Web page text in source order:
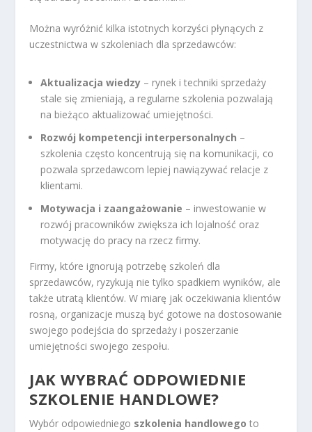
Można wyróżnić kilka istotnych korzyści płynących z
uczestnictwa w szkoleniach dla sprzedawców:
Aktualizacja wiedzy – rynek i techniki sprzedaży
stale się zmieniają, a regularne szkolenia pozwalają
na bieżąco aktualizować umiejętności.
Rozwój kompetencji interpersonalnych –
szkolenia często koncentrują się na komunikacji, co
pozwala sprzedawcom lepiej nawiązywać relacje z
klientami.
Motywacja i zaangażowanie – inwestowanie w
rozwój pracowników zwiększa ich lojalność oraz
motywację do pracy na rzecz firmy.
Firmy, które ignorują potrzebę szkoleń dla
sprzedawców, ryzykują nie tylko spadkiem wyników, ale
także utratą klientów. W miarę jak oczekiwania klientów
rosną, organizacje muszą być gotowe na dostosowanie
swojego podejścia do sprzedaży i poszerzanie
umiejętności swojego zespołu.
JAK WYBRAĆ ODPOWIEDNIE
SZKOLENIE HANDLOWE?
Wybór odpowiedniego szkolenia handlowego to